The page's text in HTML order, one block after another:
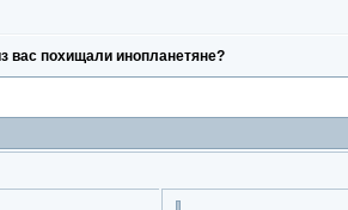
вас похищали инопланетяне?